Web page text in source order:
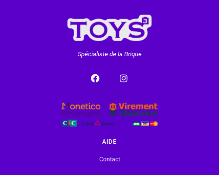
Spécialiste de la Brique
AIDE
Contact